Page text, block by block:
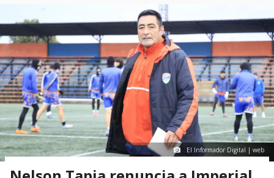
El Informador Digital | web